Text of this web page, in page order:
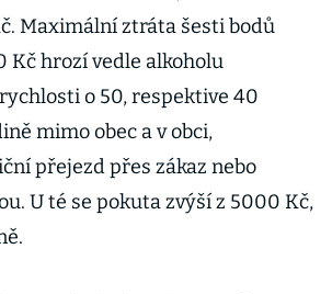
Maximální ztráta šesti bodů
Kč hrozí vedle alkoholu
o 50, respektive 40
mimo obec a v obci,
přejezd přes zákaz nebo
U té se pokuta zvýší z 5000 Kč,